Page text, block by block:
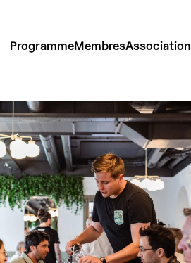
ProgrammeMembresAssociation